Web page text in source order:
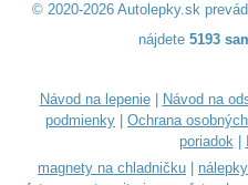
© 2020-2026 Autolepky.sk
nájdete 5193
Návod na lepenie| Návod na
podmienky
Ochrana
poriadok|
magnety na chladničku